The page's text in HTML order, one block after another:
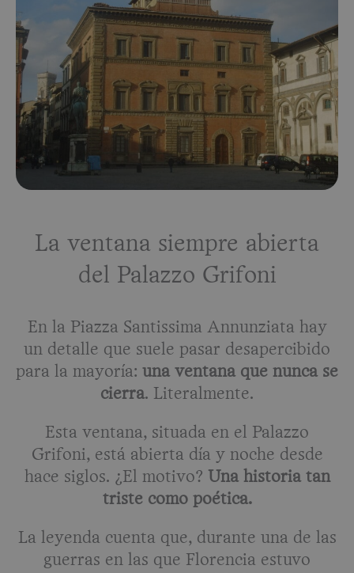
La ventana siempre abierta
del Palazzo Grifoni
En la Piazza Santissima Annunziata hay
un detalle que suele pasar desapercibido
para la mayoría: una ventana que nunca se
cierra. Literalmente.
Esta ventana, situada en el Palazzo
Grifoni, está abierta día y noche desde
hace siglos. ¿El motivo? Una historia tan
triste como poética.
La leyenda cuenta que, durante una de las
guerras en las que Florencia estuvo